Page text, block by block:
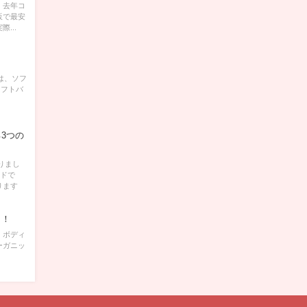
去年コ
で最安
...
、ソフ
トバ
つの
まし
で
ます
ボディ
ガニッ